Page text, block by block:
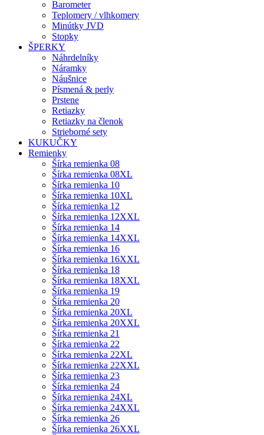
Barometer
Teplomery / vlhkomery
Minútky JVD
Stopky
ŠPERKY
Náhrdelníky
Náramky
Náušnice
Písmená & perly
Prstene
Retiazky
Retiazky na členok
Strieborné sety
KUKUČKY
Remienky
Šírka remienka 08
Šírka remienka 08XL
Šírka remienka 10
Šírka remienka 10XL
Šírka remienka 12
Šírka remienka 12XXL
Šírka remienka 14
Šírka remienka 14XXL
Šírka remienka 16
Šírka remienka 16XXL
Šírka remienka 18
Šírka remienka 18XXL
Šírka remienka 19
Šírka remienka 20
Šírka remienka 20XL
Šírka remienka 20XXL
Šírka remienka 21
Šírka remienka 22
Šírka remienka 22XL
Šírka remienka 22XXL
Šírka remienka 23
Šírka remienka 24
Šírka remienka 24XL
Šírka remienka 24XXL
Šírka remienka 26
Šírka remienka 26XXL